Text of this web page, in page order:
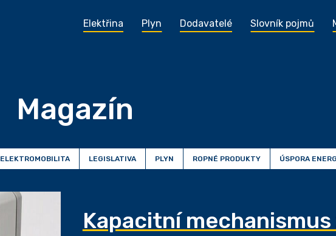
Elektřina Plyn Dodavatelé Slovník pojmů
Magazín
ELEKTROMOBILITA LEGISLATIVA PLYN ROPNÉ PRODUKTY ÚSPORA
Kapacitní mechanismus